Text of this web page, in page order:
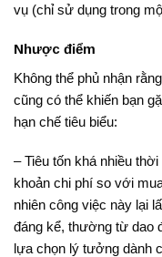
vụ (chỉ sử dụng trong
Nhược điểm
Không thể phủ nhận
cũng có thể khiến bạn
hạn chế tiêu biểu:
– Tiêu tốn khá nhiều
khoản chi phí so với
nhiên công việc này lại
đáng kể, thường từ dao
lựa chọn lý tưởng dành